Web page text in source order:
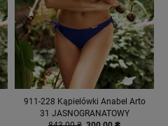
911-228 Kąpielówki Anabel Arto
31 JASNOGRANATOWY